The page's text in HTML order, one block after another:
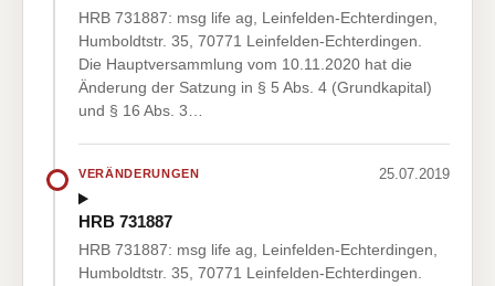
HRB 731887: msg life ag, Leinfelden-Echterdingen,
Humboldtstr. 35, 70771 Leinfelden-Echterdingen.
Die Hauptversammlung vom 10.11.2020 hat die
Änderung der Satzung in § 5 Abs. 4 (Grundkapital)
und § 16 Abs. 3…
VERÄNDERUNGEN 25.07.2019
HRB 731887
HRB 731887: msg life ag, Leinfelden-Echterdingen,
Humboldtstr. 35, 70771 Leinfelden-Echterdingen.